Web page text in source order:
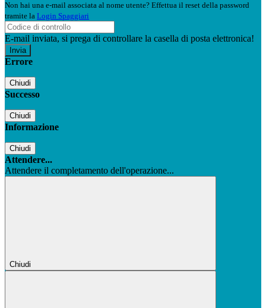
Non hai una e-mail associata al nome utente? Effettua il reset della password
tramite la Login Spaggiari
E-mail inviata, si prega di controllare la casella di posta elettronica!
Errore
Chiudi
Successo
Chiudi
Informazione
Chiudi
Attendere...
Attendere il completamento dell'operazione...
Chiudi